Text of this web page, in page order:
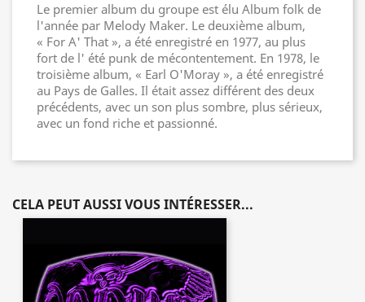
Le premier album du groupe est élu Album folk de
l'année par Melody Maker. Le deuxième album,
« For A' That », a été enregistré en 1977, au plus
fort de l' été punk de mécontentement. En 1978, le
troisième album, « Earl O'Moray », a été enregistré
au Pays de Galles. Il était assez différent des deux
précédents, avec un son plus sombre, plus sérieux,
avec un fond riche et passionné.
CELA PEUT AUSSI VOUS INTÉRESSER...